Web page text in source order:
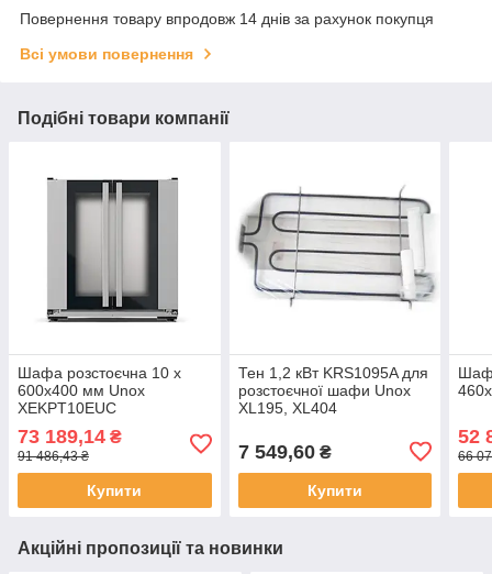
Повернення товару впродовж 14 днів за рахунок покупця
Всі умови повернення
Подібні товари компанії
Шафа розстоєчна 10 х
600х400 мм Unox
XEKPT10EUC
73 189,14 ₴
91 486,43 ₴
Купити
Тен 1,2 кВт KRS1095A для
розстоєчної шафи Unox
XL195, XL404
7 549,60₴
Купити
52
66
Акційні пропозиції та новинки